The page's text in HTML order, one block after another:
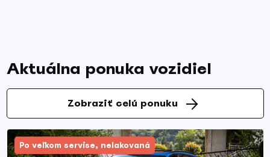
Aktuálna ponuka vozidiel
Zobraziť celú ponuku
Po veľkom servise, nelakovaná